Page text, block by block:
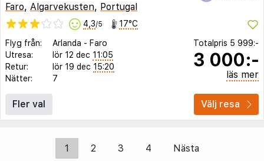
Faro, Algarvekusten, Portugal
4,3/5 17°C
Flyg från: Arlanda - Faro
Utresa:
lör 12 dec 11:05
Retur:
lör 19 dec 15:20
Nätter:
7
Totalpris 5 999:-
3 000:-
läs mer
Fler val Välj resa
1 2 3 4 Nästa